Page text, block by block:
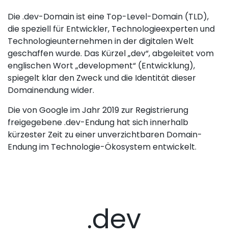
Die .dev-Domain ist eine Top-Level-Domain (TLD),
die speziell für Entwickler, Technologieexperten und
Technologieunternehmen in der digitalen Welt
geschaffen wurde. Das Kürzel „dev“, abgeleitet vom
englischen Wort „development“ (Entwicklung),
spiegelt klar den Zweck und die Identität dieser
Domainendung wider.
Die von Google im Jahr 2019 zur Registrierung
freigegebene .dev-Endung hat sich innerhalb
kürzester Zeit zu einer unverzichtbaren Domain-
Endung im Technologie-Ökosystem entwickelt.
.dev